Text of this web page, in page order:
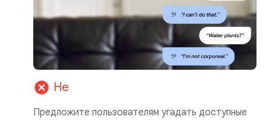
cancel Не
Предложите пользователям угадать доступные